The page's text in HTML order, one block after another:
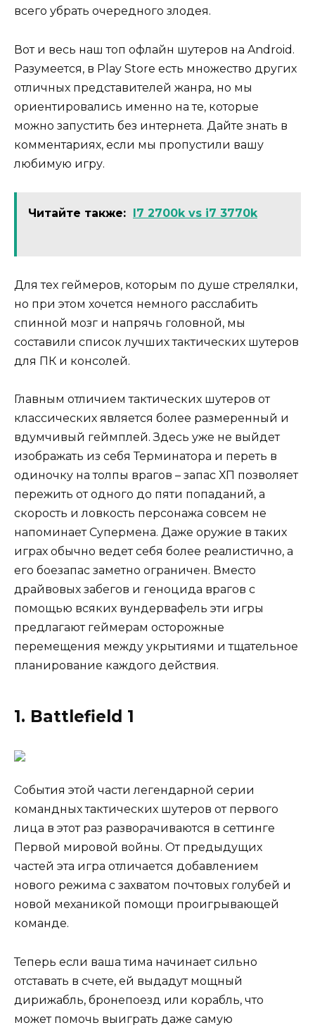
всего убрать очередного злодея.
Вот и весь наш топ офлайн шутеров на Android.
Разумеется, в Play Store есть множество других
отличных представителей жанра, но мы
ориентировались именно на те, которые
можно запустить без интернета. Дайте знать в
комментариях, если мы пропустили вашу
любимую игру.
Читайте также: I7 2700k vs i7 3770k
Для тех геймеров, которым по душе стрелялки,
но при этом хочется немного расслабить
спинной мозг и напрячь головной, мы
составили список лучших тактических шутеров
для ПК и консолей.
Главным отличием тактических шутеров от
классических является более размеренный и
вдумчивый геймплей. Здесь уже не выйдет
изображать из себя Терминатора и переть в
одиночку на толпы врагов – запас ХП позволяет
пережить от одного до пяти попаданий, а
скорость и ловкость персонажа совсем не
напоминает Супермена. Даже оружие в таких
играх обычно ведет себя более реалистично, а
его боезапас заметно ограничен. Вместо
драйвовых забегов и геноцида врагов с
помощью всяких вундервафель эти игры
предлагают геймерам осторожные
перемещения между укрытиями и тщательное
планирование каждого действия.
1. Battlefield 1
События этой части легендарной серии
командных тактических шутеров от первого
лица в этот раз разворачиваются в сеттинге
Первой мировой войны. От предыдущих
частей эта игра отличается добавлением
нового режима с захватом почтовых голубей и
новой механикой помощи проигрывающей
команде.
Теперь если ваша тима начинает сильно
отставать в счете, ей выдадут мощный
дирижабль, бронепоезд или корабль, что
может помочь выиграть даже самую